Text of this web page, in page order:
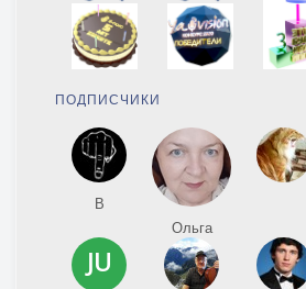
ПОДПИСЧИКИ
В
Ольга